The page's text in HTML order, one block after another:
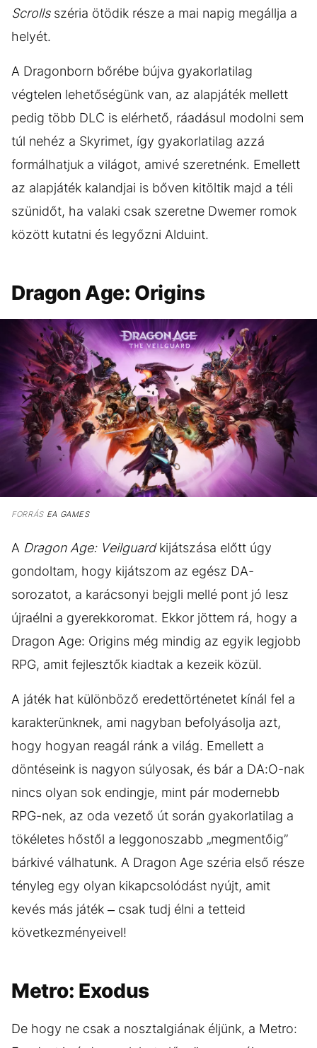
Scrollsszéria ötödik része a mai napig megállja a
helyét.
A Dragonborn bőrébe bújva gyakorlatilag
végtelen lehetőségünk van, az alapjáték mellett
pedig több DLC is elérhető, ráadásul modolni sem
túl nehéz a Skyrimet, így gyakorlatilag azzá
formálhatjuk a világot, amivé szeretnénk. Emellett
az alapjáték kalandjai is bőven kitöltik majd a téli
szünidőt, ha valaki csak szeretne Dwemer romok
között kutatni és legyőzni Alduint.
Dragon Age: Origins
FORRÁSEA GAMES
A Dragon Age: Veilguardkijátszása előtt úgy
gondoltam, hogy kijátszom az egész DA-
sorozatot, a karácsonyi bejgli mellé pont jó lesz
újraélni a gyerekkoromat. Ekkor jöttem rá, hogy a
Dragon Age: Origins még mindig az egyik legjobb
RPG, amit fejlesztők kiadtak a kezeik közül.
A játék hat különböző eredettörténetet kínál fel a
karakterünknek, ami nagyban befolyásolja azt,
hogy hogyan reagál ránk a világ. Emellett a
döntéseink is nagyon súlyosak, és bár a DA:O-nak
nincs olyan sok endingje, mint pár modernebb
RPG-nek, az oda vezető út során gyakorlatilag a
tökéletes hőstől a leggonoszabb „megmentőig”
bárkivé válhatunk. A Dragon Age széria első része
tényleg egy olyan kikapcsolódást nyújt, amit
kevés más játék – csak tudj élni a tetteid
következményeivel!
Metro: Exodus
De hogy ne csak a nosztalgiának éljünk, a Metro: